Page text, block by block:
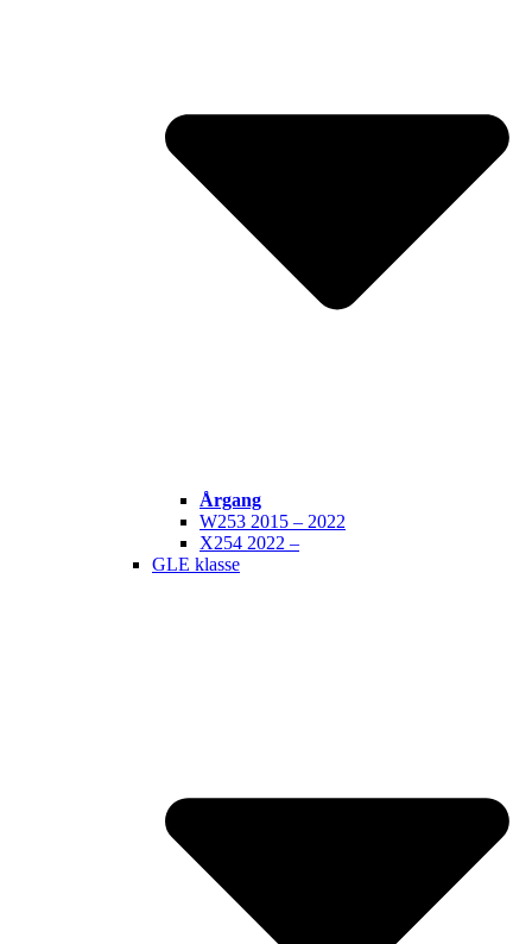
Årgang
W253 2015 – 2022
X254 2022 –
GLE klasse